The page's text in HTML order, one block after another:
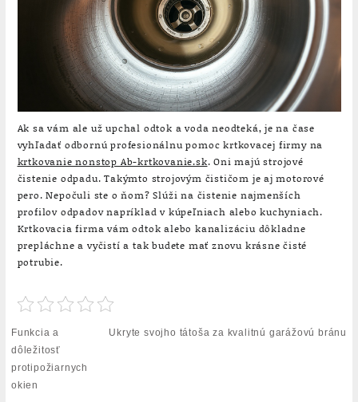
Ak sa vám ale už upchal odtok a voda neodteká, je na čase
vyhľadať odbornú profesionálnu pomoc krtkovacej firmy na
krtkovanie nonstop Ab-krtkovanie.sk. Oni majú strojové
čistenie odpadu. Takýmto strojovým čističom je aj motorové
pero. Nepočuli ste o ňom? Slúži na čistenie najmenších
profilov odpadov napríklad v kúpeľniach alebo kuchyniach.
Krtkovacia firma vám odtok alebo kanalizáciu dôkladne
prepláchne a vyčistí a tak budete mať znovu krásne čisté
potrubie.
Navigace
pro
příspěvek
Funkcia a
dôležitosť
protipožiarnych
okien
Ukryte svojho tátoša za kvalitnú garážovú bránu